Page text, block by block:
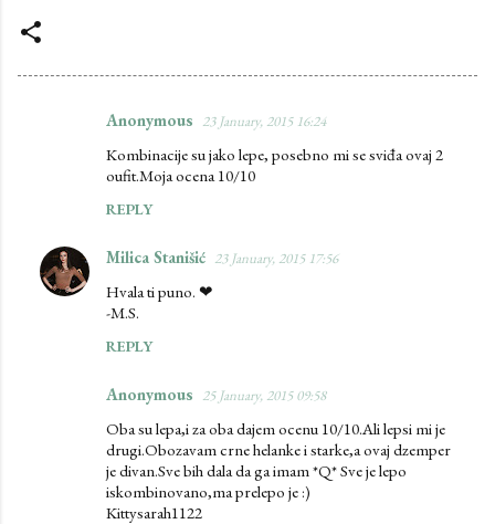
e
n
Anonymous 23 January, 2015 16:24
Kombinacije su jako lepe, posebno mi se sviđa ovaj 2
oufit.Moja ocena 10/10
REPLY
Milica Stanišić 23 January, 2015 17:56
Hvala ti puno. ❤
-M.S.
REPLY
Anonymous 25 January, 2015 09:58
Oba su lepa,i za oba dajem ocenu 10/10.Ali lepsi mi je
drugi.Obozavam crne helanke i starke,a ovaj dzemper
je divan.Sve bih dala da ga imam *Q* Sve je lepo
iskombinovano,ma prelepo je :)
Kittysarah1122